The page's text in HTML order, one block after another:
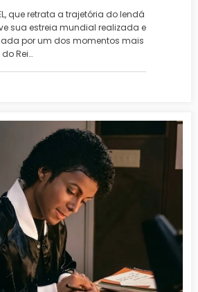
que retrata a trajetória do lendá
sua estreia mundial realizada e
por um dos momentos mais
Rei…